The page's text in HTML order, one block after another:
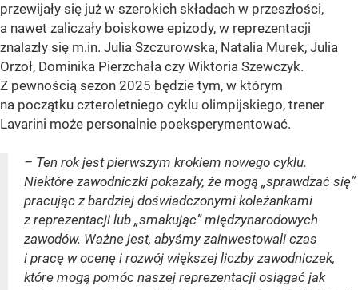
przewijały się już w szerokich składach w przeszłości,
a nawet zaliczały boiskowe epizody, w reprezentacji
znalazły się m.in. Julia Szczurowska, Natalia Murek, Julia
Orzoł, Dominika Pierzchała czy Wiktoria Szewczyk.
Z pewnością sezon 2025 będzie tym, w którym
na początku czteroletniego cyklu olimpijskiego, trener
Lavarini może personalnie poeksperymentować.
– Ten rok jest pierwszym krokiem nowego cyklu.
Niektóre zawodniczki pokazały, że mogą „sprawdzać się”
pracując z bardziej doświadczonymi koleżankami
z reprezentacji lub „smakując” międzynarodowych
zawodów. Ważne jest, abyśmy zainwestowali czas
i pracę w ocenę i rozwój większej liczby zawodniczek,
które mogą pomóc naszej reprezentacji osiągać jak